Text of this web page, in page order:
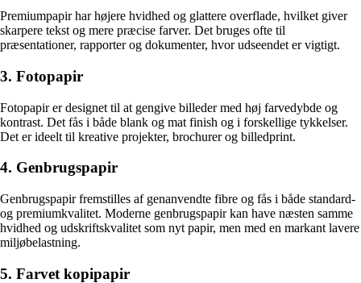
Premiumpapir har højere hvidhed og glattere overflade, hvilket giver
skarpere tekst og mere præcise farver. Det bruges ofte til
præsentationer, rapporter og dokumenter, hvor udseendet er vigtigt.
3. Fotopapir
Fotopapir er designet til at gengive billeder med høj farvedybde og
kontrast. Det fås i både blank og mat finish og i forskellige tykkelser.
Det er ideelt til kreative projekter, brochurer og billedprint.
4. Genbrugspapir
Genbrugspapir fremstilles af genanvendte fibre og fås i både standard-
og premiumkvalitet. Moderne genbrugspapir kan have næsten samme
hvidhed og udskriftskvalitet som nyt papir, men med en markant lavere
miljøbelastning.
5. Farvet kopipapir